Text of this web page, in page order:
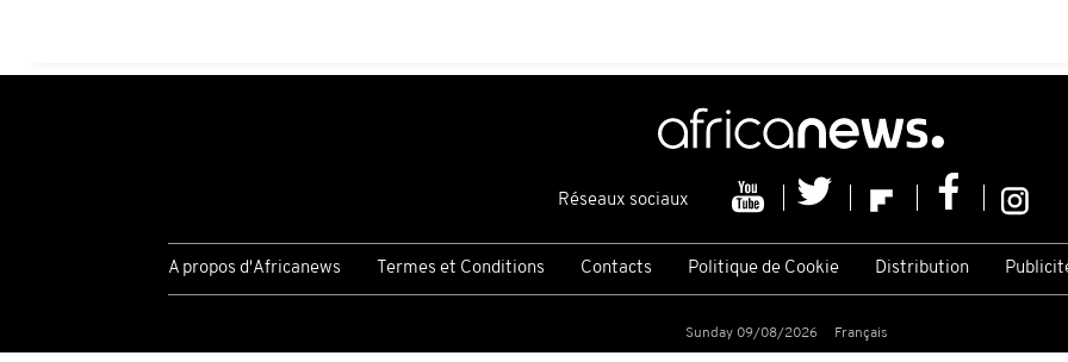
Réseaux sociaux
A propos d'Africanews Termes et Conditions Contacts Politique de Cookie Distribution
Sunday 09/08/2026